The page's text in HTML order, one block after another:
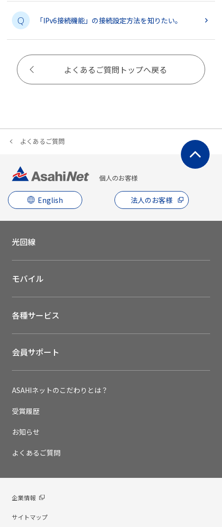
よくあるご質問
Q 「IPv6接続機能」の接続設定方法を知りたい。
よくあるご質問トップへ戻る
個人のお客様
English 法人のお客様
光回線
モバイル
各種サービス
会員サポート
ASAHIネットのこだわりとは？
受賞履歴
お知らせ
よくあるご質問
企業情報
サイトマップ